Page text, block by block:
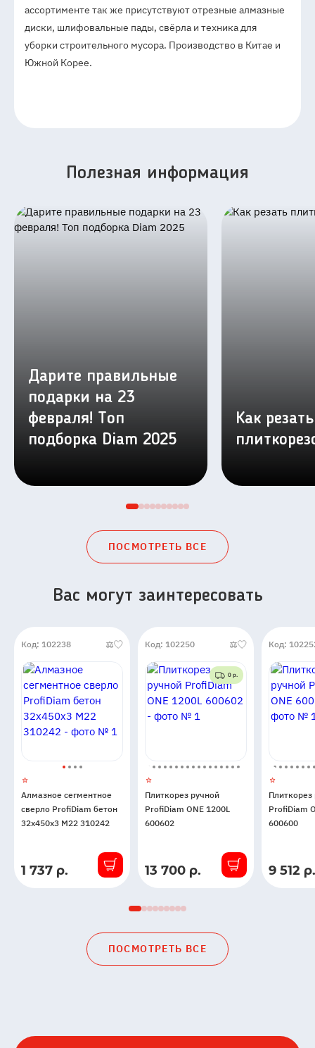
ассортименте так же присутствуют отрезные алмазные
диски, шлифовальные пады, свёрла и техника для
уборки строительного мусора. Производство в Китае и
Южной Корее.
Полезная информация
Дарите правильные
подарки на 23
февраля! Топ
подборка Diam 2025
Как резать
ПОСМОТРЕТЬ ВСЕ
Вас могут заинтересовать
Код: 102238
Алмазное сегментное
сверло ProfiDiam бетон
32x450x3 М22 310242
В1 737 р.
Код: 102250
0 р.
Плиткорез ручной
ProfiDiam ONE 1200L
600602
В
13 700 р.
Код:
Плиткорез
ProfiDiam
600600
В
9 512 р.
ПОСМОТРЕТЬ ВСЕ